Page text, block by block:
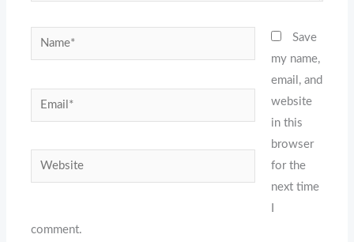
Name*
Email*
Website
Save
my name,
email, and
website
in this
browser
for the
next time
comment.